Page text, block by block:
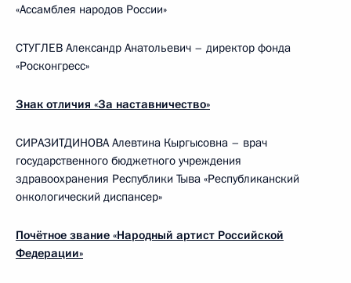
«Ассамблея народов России»
СТУГЛЕВ Александр Анатольевич – директор фонда
«Росконгресс»
Знак отличия «За наставничество»
СИРАЗИТДИНОВА Алевтина Кыргысовна – врач
государственного бюджетного учреждения
здравоохранения Республики Тыва «Республиканский
онкологический диспансер»
Почётное звание «Народный артист Российской
Федерации»